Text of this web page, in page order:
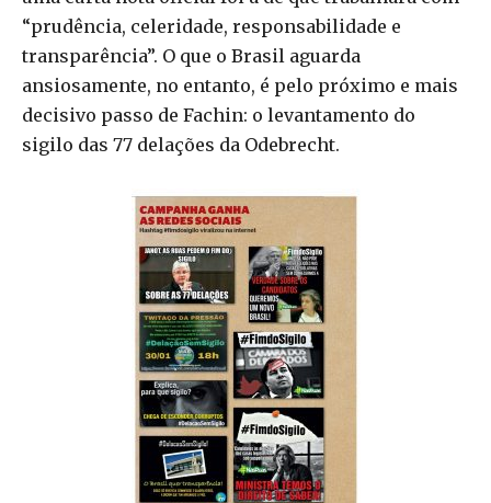
“prudência, celeridade, responsabilidade e
transparência”. O que o Brasil aguarda
ansiosamente, no entanto, é pelo próximo e mais
decisivo passo de Fachin: o levantamento do
sigilo das 77 delações da Odebrecht.